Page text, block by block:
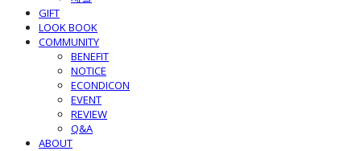
GIFT
LOOK BOOK
COMMUNITY
BENEFIT
NOTICE
ECONDICON
EVENT
REVIEW
Q&A
ABOUT